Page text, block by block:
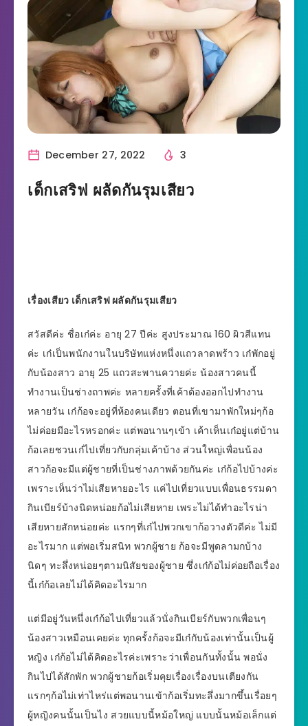
December 27, 2022 3
เด็กเสริฟ ผลัดกันรุมเสียว
เรื่องเสียว เด็กเสริฟ ผลัดกันรุมเสียว
สวัสดีค่ะ ชื่อเก๋ค่ะ อายุ 27 ปีค่ะ สูงประมาณ 160 ผิวสีแทน
ค่ะ เก๋เป็นพนักงานในบริษัทแห่งหนึ่งแถวลาดพร้าว เก๋พักอยู่
กับน้องสาว อายุ 25 แถวสะพานควายค่ะ น้องสาวคนนี้
ทำงานเป็นช่างถาพค่ะ หลายครั้งที่เค้าต้องออกไปทำงาน
หลายวัน เก๋ก้อจะอยู่ที่ห้องคนเดียว ตอนที่เขามาพักใหม่ๆก้อ
ไม่ค่อยมีอะไรหรอกค่ะ แต่พอนานๆเข้า เค้าเห็นเก๋อยู่แต่บ้าน
ก้อเลยชวนเก๋ไปเที่ยวกับกลุ่มเค้าบ้าง ส่วนใหญ่เพื่อนน้อง
สาวก้อจะมีแต่ผู้ชายที่เป็นช่างภาพด้วยกันค่ะ เก๋ก้อไปบ้างค่ะ
เพราะเห็นว่าไม่เสียหายอะไร แค่ไปเที่ยวแบบเพื่อนธรรมดา
กินเบียร์บ้างนิดหน่อยก้อไม่เสียหาย เพระไม่ได้ทำอะไรน่า
เสียหายสักหน่อยค่ะ แรกๆที่เก๋ไปพวกเขาก้อวางตัวดีค่ะ ไม่มี
อะไรมาก แต่พอเริ่มสนิท พวกผู้ชาย ก้อจะมีพูดลามกบ้าง
นิดๆ ทะลึ่งหน่อยๆตามนิสัยของผู้ชาย ซึ่งเก๋ก้อไม่ค่อยถือเรื่อง
นี้เก๋ก้อเลยไม่ได้คิดอะไรมาก
แต่มีอยู่วันหนึ่งเก๋ก้อไปเที่ยวแล้วนั่งกินเบียร์กับพวกเพื่อนๆ
น้องสาวเหมือนเคยค่ะ ทุกครั้งก้อจะมีเก๋กับน้องเท่านั้นเป็นผู้
หญิง เก๋ก้อไม่ได้คิดอะไรค่ะเพราะว่าเพื่อนกันทั้งนั้น พอนั่ง
กินไปได้สักพัก พวกผู้ชายก้อเริ่มคุยเรื่องเรื่องบนเตียงกัน
แรกๆก้อไม่เท่าไหร่แต่พอนานเข้าก้อเริ่มทะลึ่งมากขึ้นเรื่อยๆ
ผู้หญิงคนนั้นเป็นไง สวยแบบนี้หม้อใหญ่ แบบนั้นหม้อเล็กแต่